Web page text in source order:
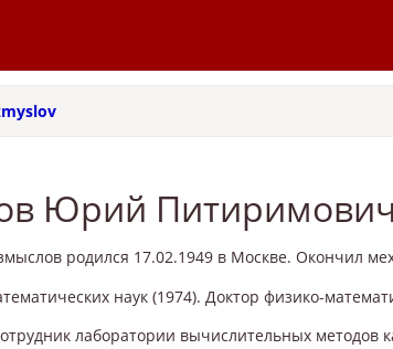
Юрий Питиримович
родился 17.02.1949 в Москве. Окончил
наук (1974). Доктор физико-
лаборатории вычислительных методов